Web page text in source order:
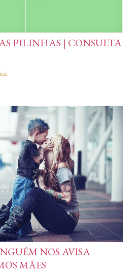
PILINHAS | CONSULTA
NOS AVISA
MÃES